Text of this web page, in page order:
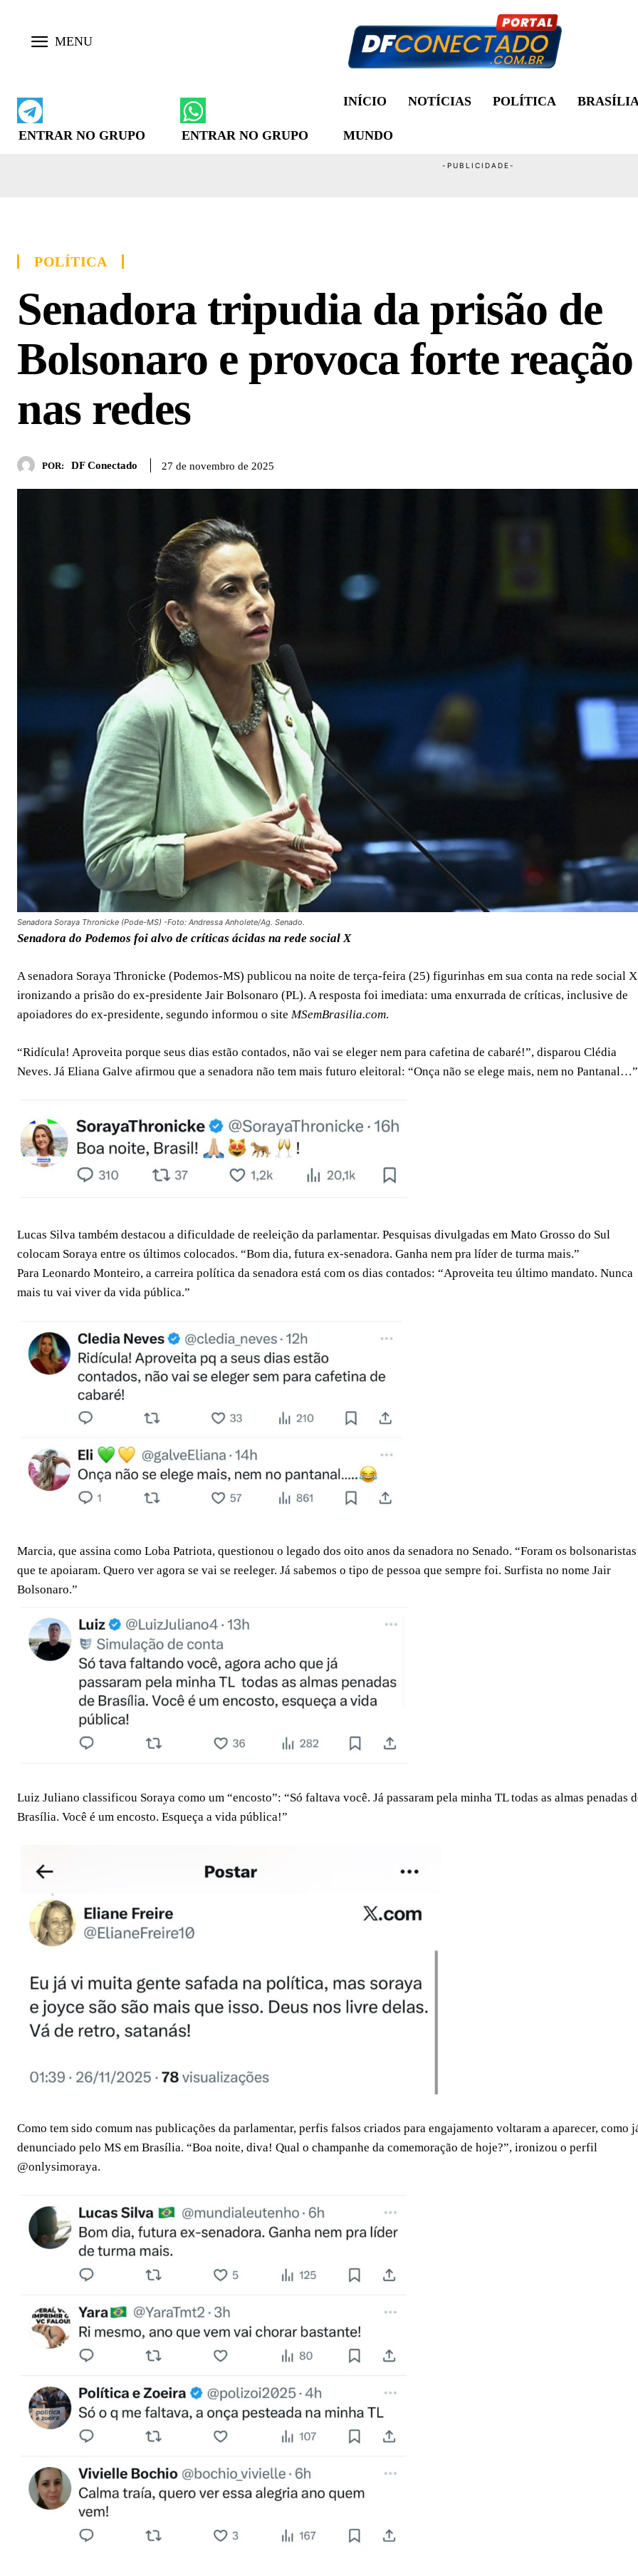
ENTRAR NO GRUPO ENTRAR NO GRUPO
INÍCIO NOTÍCIAS POLÍTICA
MUNDO
POLÍTICA
Senadora tripudia da prisão de
Bolsonaro e provoca forte reação
nas redes
POR: DF Conectado 27 de novembro de 2025
Senadora Soraya Thronicke (Pode-MS) -Foto: Andressa Anholete/Ag. Senado.
Senadora do Podemos foi alvo de críticas ácidas na rede social X
A senadora Soraya Thronicke (Podemos-MS) publicou na noite de terça-feira (25) figurinhas em sua conta na rede social X
ironizando a prisão do ex-presidente Jair Bolsonaro (PL). A resposta foi imediata: uma enxurrada de críticas, inclusive de
apoiadores do ex-presidente, segundo informou o site MSemBrasilia.com.
“Ridícula! Aproveita porque seus dias estão contados, não vai se eleger nem para cafetina de cabaré!”, disparou Clédia
Neves. Já Eliana Galve afirmou que a senadora não tem mais futuro eleitoral: “Onça não se elege mais, nem no
Lucas Silva também destacou a dificuldade de reeleição da parlamentar. Pesquisas divulgadas em Mato Grosso do Sul
colocam Soraya entre os últimos colocados. “Bom dia, futura ex-senadora. Ganha nem pra líder de turma mais.”
Para Leonardo Monteiro, a carreira política da senadora está com os dias contados: “Aproveita teu último mandato. Nunca
mais tu vai viver da vida pública.”
Marcia, que assina como Loba Patriota, questionou o legado dos oito anos da senadora no Senado. “Foram os bolsonaristas
que te apoiaram. Quero ver agora se vai se reeleger. Já sabemos o tipo de pessoa que sempre foi. Surfista no nome Jair
Bolsonaro.”
Luiz Juliano classificou Soraya como um “encosto”: “Só faltava você. Já passaram pela minha TL todas as almas penadas
Brasília. Você é um encosto. Esqueça a vida pública!”
Como tem sido comum nas publicações da parlamentar, perfis falsos criados para engajamento voltaram a aparecer, como
denunciado pelo MS em Brasília. “Boa noite, diva! Qual o champanhe da comemoração de hoje?”, ironizou o perfil
@onlysimoraya.